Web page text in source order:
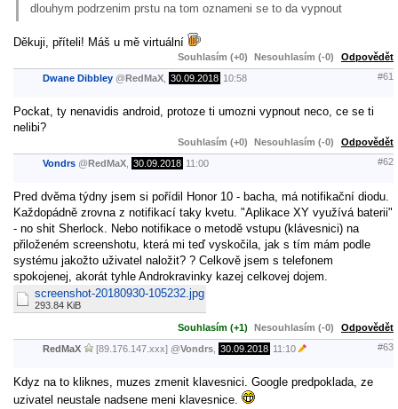
dlouhym podrzenim prstu na tom oznameni se to da vypnout
Děkuji, příteli! Máš u mě virtuální
Souhlasím (+0) Nesouhlasím (-0) Odpovědět
Dwane Dibbley @RedMaX 30.09.2018 10:58 #61
Pockat, ty nenavidis android, protoze ti umozni vypnout neco, ce se ti
nelibi?
Souhlasím (+0) Nesouhlasím (-0) Odpovědět
Vondrs @RedMaX 30.09.2018 11:00 #62
Pred dvěma týdny jsem si pořídil Honor 10 - bacha, má notifikační diodu.
Každopádně zrovna z notifikací taky kvetu. "Aplikace XY využívá baterii"
- no shit Sherlock. Nebo notifikace o metodě vstupu (klávesnici) na
přiloženém screenshotu, která mi teď vyskočila, jak s tím mám podle
systému jakožto uživatel naložit? ? Celkově jsem s telefonem
spokojenej, akorát tyhle Androkravinky kazej celkovej dojem.
screenshot-20180930-105232.jpg
293.84 KiB
Souhlasím (+1) Nesouhlasím (-0) Odpovědět
RedMaX [89.176.147.xxx] @Vondrs 30.09.2018 11:10 #63
Kdyz na to kliknes, muzes zmenit klavesnici. Google predpoklada, ze
uzivatel neustale nadsene meni klavesnice.